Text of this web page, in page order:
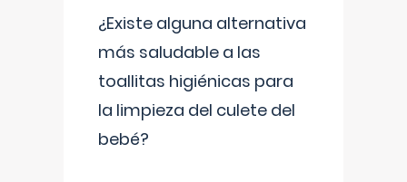
¿Existe alguna alternativa
más saludable a las
toallitas higiénicas para
la limpieza del culete del
bebé?